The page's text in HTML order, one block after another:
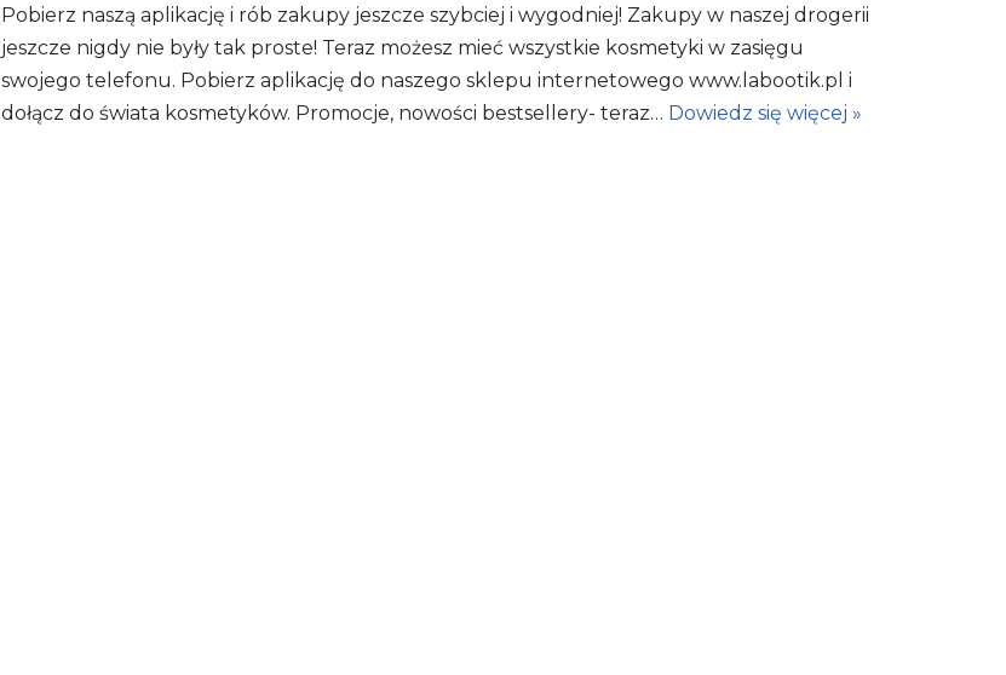
Pobierz naszą aplikację i rób zakupy jeszcze szybciej i wygodniej! Zakupy w naszej drogerii
jeszcze nigdy nie były tak proste! Teraz możesz mieć wszystkie kosmetyki w zasięgu
swojego telefonu. Pobierz aplikację do naszego sklepu internetowego www.labootik.pl i
dołącz do świata kosmetyków. Promocje, nowości bestsellery- teraz… Dowiedz się więcej »